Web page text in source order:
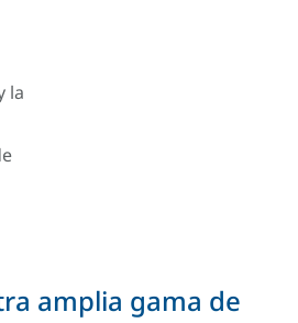
la
amplia gama de